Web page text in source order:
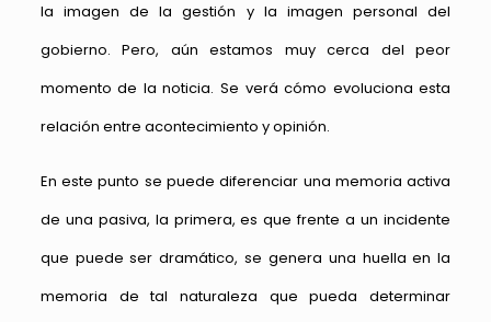
la imagen de la gestión y la imagen personal del
gobierno. Pero, aún estamos muy cerca del peor
momento de la noticia. Se verá cómo evoluciona esta
relación entre acontecimiento y opinión.
En este punto se puede diferenciar una memoria activa
de una pasiva, la primera, es que frente a un incidente
que puede ser dramático, se genera una huella en la
memoria de tal naturaleza que pueda determinar